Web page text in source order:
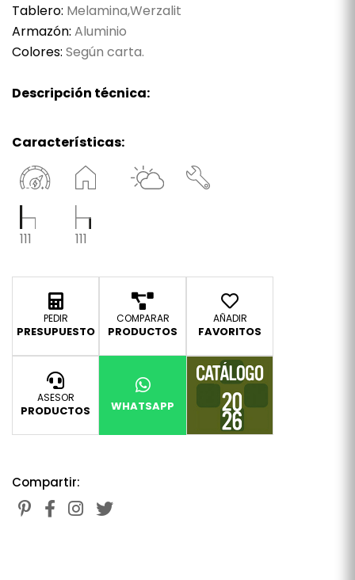
Tablero: Melamina,Werzalit
Armazón: Aluminio
Colores: Según carta.
Descripción técnica:
Características:
111 111
PEDIR
PRESUPUESTO
COMPARAR
PRODUCTOS
AÑADIR
FAVORITOS
ASESOR
PRODUCTOS WHATSAPP
Compartir: